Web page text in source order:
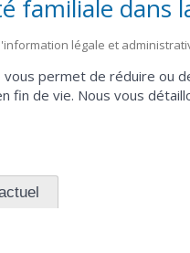
familiale dans
légale et
vous permet de réduire ou
fin de vie. Nous vous